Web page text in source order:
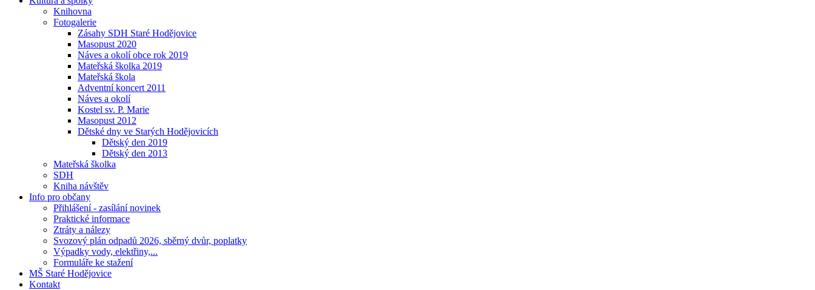
Knihovna
Fotogalerie
Zásahy SDH Staré Hodějovice
Masopust 2020
Náves a okolí obce rok 2019
Mateřská školka 2019
Mateřská škola
Adventní koncert 2011
Náves a okolí
Kostel sv. P. Marie
Masopust 2012
Dětské dny ve Starých Hodějovicích
Dětský den 2019
Dětský den 2013
Mateřská školka
SDH
Kniha návštěv
Info pro občany
Přihlášení - zasílání novinek
Praktické informace
Ztráty a nálezy
Svozový plán odpadů 2026, sběrný dvůr, poplatky
Výpadky vody, elektřiny,...
Formuláře ke stažení
MŠ Staré Hodějovice
Kontakt